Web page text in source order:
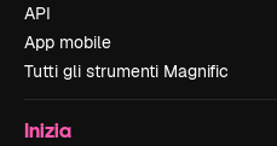
API
App mobile
Tutti gli strumenti Magnific
Inizia